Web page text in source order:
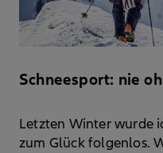
Schneesport: nie
Letzten Winter wurde
zum Glück folgenlos.